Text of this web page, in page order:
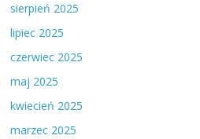
sierpień 2025
lipiec 2025
czerwiec 2025
maj 2025
kwiecień 2025
marzec 2025